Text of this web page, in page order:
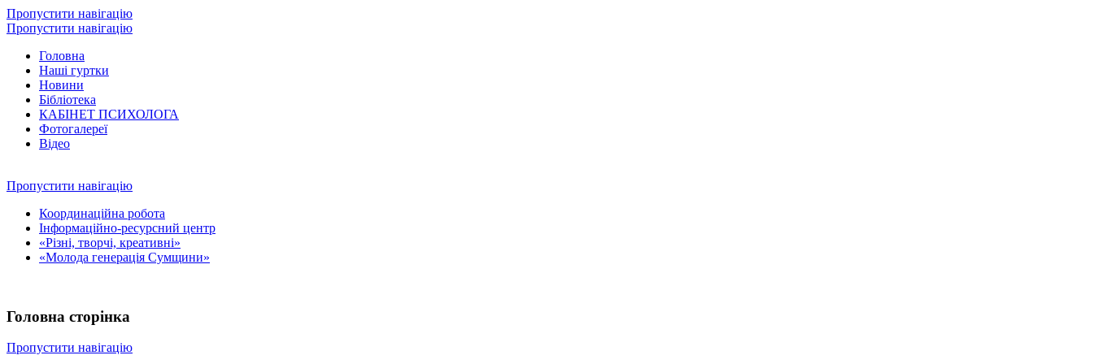
Пропустити навігацію
Пропустити навігацію
Головна
Наші гуртки
Новини
Бібліотека
КАБІНЕТ ПСИХОЛОГА
Фотогалереї
Відео
Пропустити навігацію
Координаційна робота
Інформаційно-ресурсний центр
«Різні, творчі, креативні»
«Молода генерація Сумщини»
Головна сторінка
Пропустити навігацію